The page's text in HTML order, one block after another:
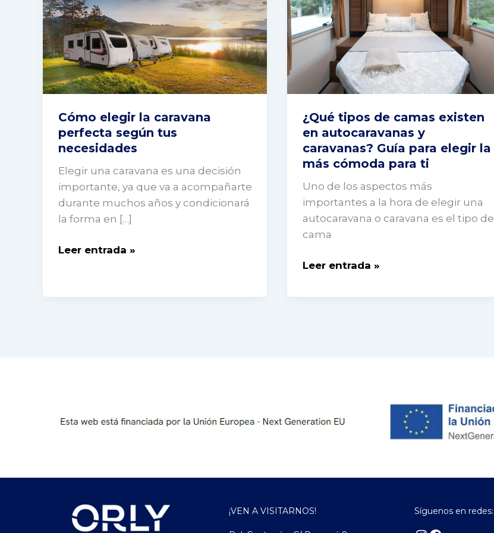
Cómo elegir la caravana
perfecta según tus
necesidades
Elegir una caravana es una decisión
importante, ya que va a acompañarte
durante muchos años y condicionará
la forma en […]
la
caravana
perfecta
según
tus
necesidades
Leer entrada »
¿Qué tipos de camas existen
en autocaravanas y
caravanas? Guía para elegir la
más cómoda para ti
Uno de los aspectos más
importantes a la hora de elegir una
autocaravana o caravana es el tipo de
cama
de
camas
existen
autocaravanas
Guía
para
elegir
la
más
cómoda
para
ti
Leer entrada »
¡VEN A VISITARNOS! Síguenos en redes: